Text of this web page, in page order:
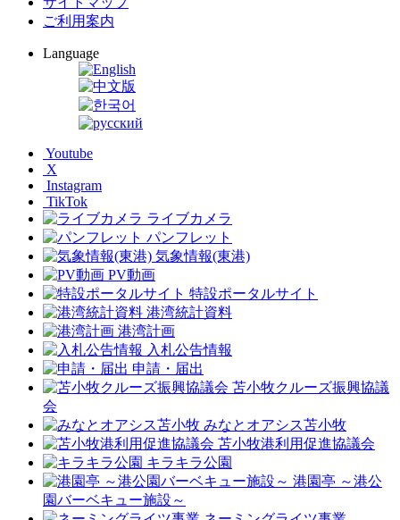
ご利用案内
Language
Youtube
X
Instagram
TikTok
ライブカメラ
パンフレット
気象情報(東港)
PV動画
特設ポータルサイト
港湾統計資料
港湾計画
入札公告情報
申請・届出
苫小牧クルーズ振興協議
会
みなとオアシス苫小牧
苫小牧港利用促進協議会
キラキラ公園
港園亭 ～港公
園バーベキュー施設～